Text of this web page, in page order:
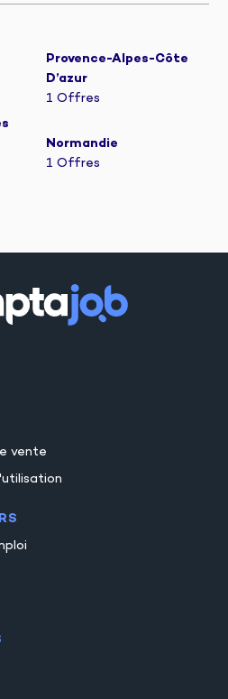
Provence-Alpes-Côte
D’azur
1 Offres
Normandie
1 Offres
vente